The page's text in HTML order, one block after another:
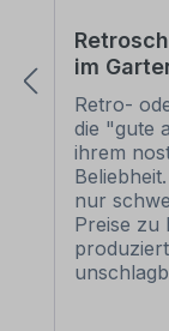
im
Retro-
die "gute
ihrem
nur
Preise zu